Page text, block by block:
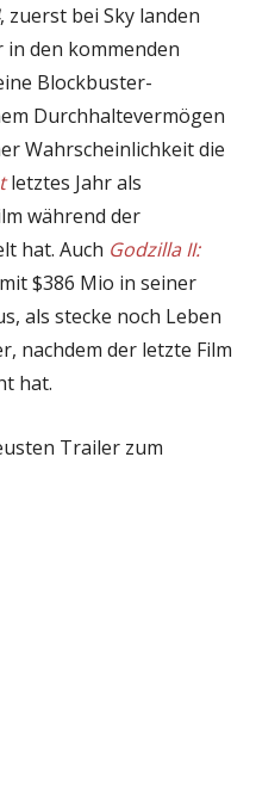
, zuerst bei Sky landen
den kommenden
Blockbuster-
Durchhaltevermögen
Wahrscheinlichkeit die
letztes Jahr als
während der
hat. Auch Godzilla II:
$386 Mio in seiner
als stecke noch Leben
nachdem der letzte Film
hat.
Trailer zum